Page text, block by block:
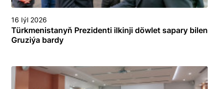
16 Iýl 2026
Türkmenistanyň Prezidenti ilkinji döwlet sapary bilen
Gruziýa bardy